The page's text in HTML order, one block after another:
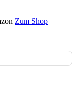
Zum Shop